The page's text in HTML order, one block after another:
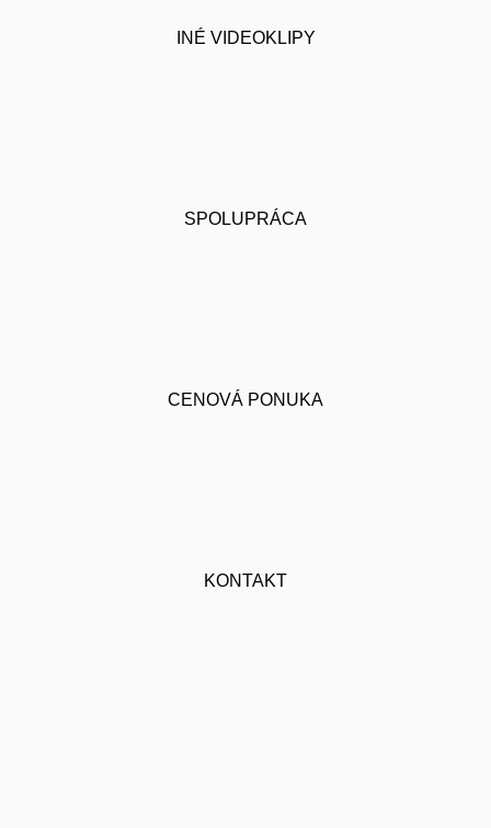
INÉ VIDEOKLIPY
SPOLUPRÁCA
CENOVÁ PONUKA
KONTAKT